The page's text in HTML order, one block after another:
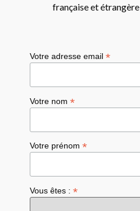
française et étrangère
Votre adresse email*
Votre nom*
Votre prénom*
Vous êtes :*